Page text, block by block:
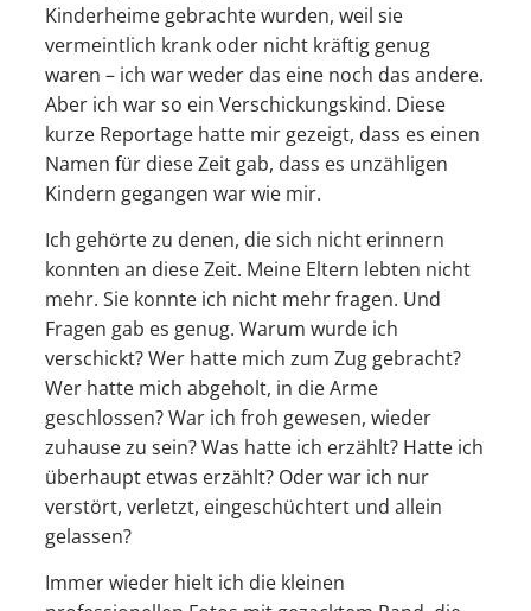
Kinderheime gebrachte wurden, weil sie
vermeintlich krank oder nicht kräftig genug
waren – ich war weder das eine noch das andere.
Aber ich war so ein Verschickungskind. Diese
kurze Reportage hatte mir gezeigt, dass es einen
Namen für diese Zeit gab, dass es unzähligen
Kindern gegangen war wie mir.
Ich gehörte zu denen, die sich nicht erinnern
konnten an diese Zeit. Meine Eltern lebten nicht
mehr. Sie konnte ich nicht mehr fragen. Und
Fragen gab es genug. Warum wurde ich
verschickt? Wer hatte mich zum Zug gebracht?
Wer hatte mich abgeholt, in die Arme
geschlossen? War ich froh gewesen, wieder
zuhause zu sein? Was hatte ich erzählt? Hatte ich
überhaupt etwas erzählt? Oder war ich nur
verstört, verletzt, eingeschüchtert und allein
gelassen?
Immer wieder hielt ich die kleinen